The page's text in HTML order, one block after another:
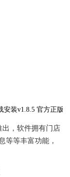
出，软件拥有门店
等等丰富功能，